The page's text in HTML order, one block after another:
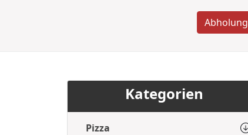
Abholung
Kategorien
Pizza